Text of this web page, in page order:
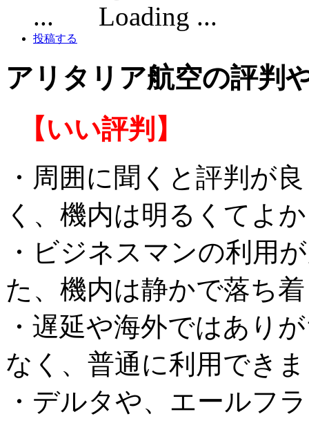
Loading ...
投稿する
アリタリア航空の評判
【いい評判】
・周囲に聞くと評判が
く、機内は明るくてよ
・ビジネスマンの利用
た、機内は静かで落ち
・遅延や海外ではあり
なく、普通に利用でき
・デルタや、エールフ